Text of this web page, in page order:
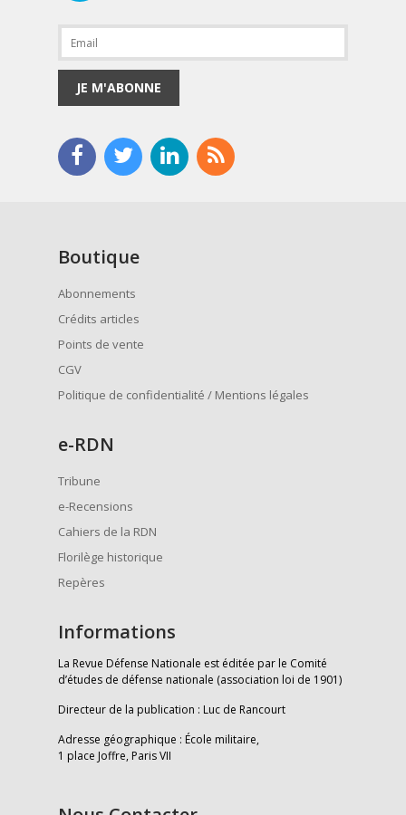
JE M'ABONNE
Boutique
Abonnements
Crédits articles
Points de vente
CGV
Politique de confidentialité / Mentions légales
e-RDN
Tribune
e-Recensions
Cahiers de la RDN
Florilège historique
Repères
Informations
La Revue Défense Nationale est éditée par le Comité
d’études de défense nationale (association loi de 1901)
Directeur de la publication : Luc de Rancourt
Adresse géographique : École militaire,
1 place Joffre, Paris VII